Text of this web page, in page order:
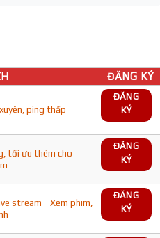
ĐĂNG KÝ
ping thấp
ĐĂNG
KÝ
tối ưu thêm cho
ĐĂNG
KÝ
stream - Xem phim,
ĐĂNG
KÝ